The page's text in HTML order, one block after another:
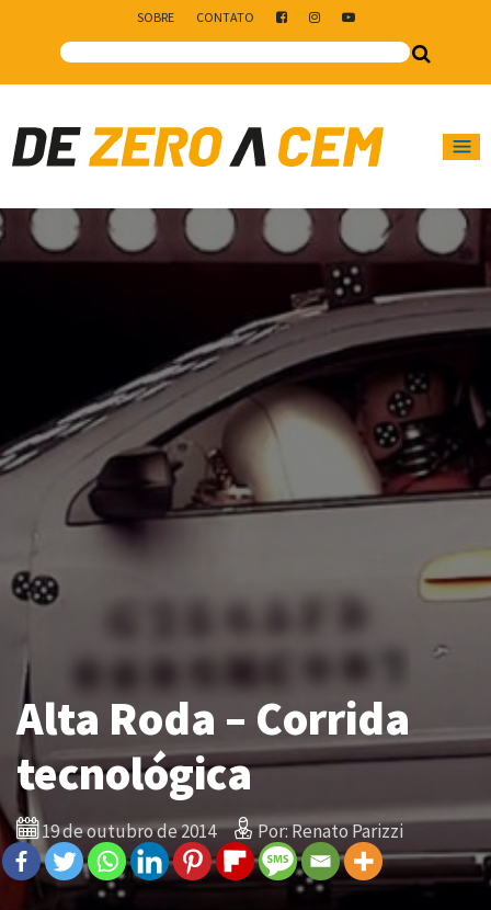
SOBRE CONTATO
Main Navigation
Alta Roda – Corrida
tecnológica
19 de outubro de 2014 Por: Renato Parizzi